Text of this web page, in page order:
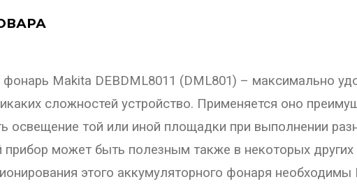
Makita DEBDML8011 (DML801) – максимально
сложностей устройство. Применяется оно
освещение той или иной площадки при выполнении
может быть полезным также в некоторых других
этого аккумуляторного фонаря